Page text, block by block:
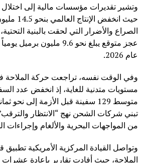
وتشير تقديرات مؤسسات مالية إلى
حيث انخفض
الصراع والأضرار التي لحقت بالبنية
عجز متوقع يبلغ نحو 9.6
عام 2026.
وفي الوقت نفسه، تراجعت حركة
مستويات متدنية للغاية، إذ انخفض عدد
متوسط 129 سفينة قبل الأزمة إلى
تبني شركات الشحن نهج “الانتظار
من المواجهات البحرية والألغام وإجراءات
وتواصل القيادة المركزية الأمريكية
الملاحة، حيث أفادت تقارير بإعادة